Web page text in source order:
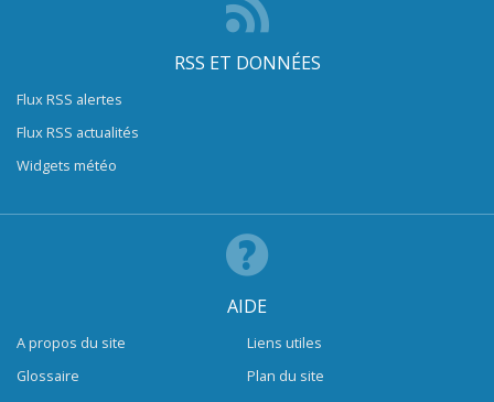
RSS ET DONNÉES
Flux RSS alertes
Flux RSS actualités
Widgets météo
AIDE
A propos du site
Glossaire
Liens utiles
Plan du site